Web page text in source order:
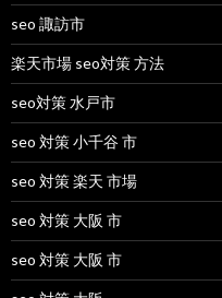
seo 諏訪市
楽天市場 seo対策 方法
seo対策 水戸市
seo 対策 小千谷 市
seo 対策 楽天 市場
seo 対策 大阪 市
seo 対策 大阪 市